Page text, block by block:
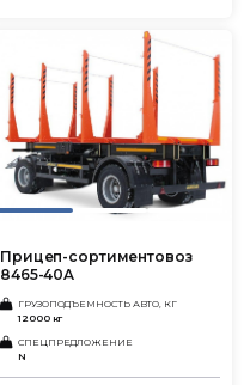
Прицеп-сортиментовоз
8465-40A
ГРУЗОПОДЪЕМНОСТЬ АВТО, КГ
12000 кг
СПЕЦПРЕДЛОЖЕНИЕ
N